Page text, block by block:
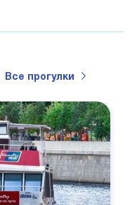
Все прогулки